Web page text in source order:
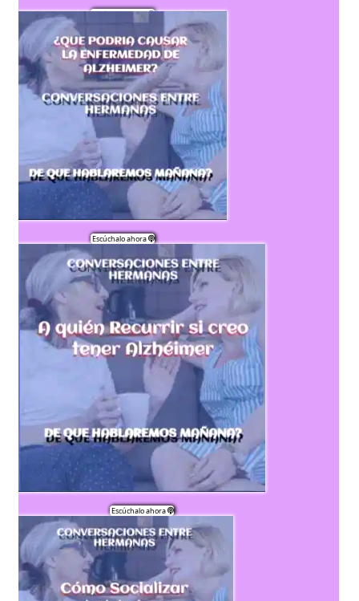
Escúchalo ahora
Escúchalo ahora
Escúchalo ahora